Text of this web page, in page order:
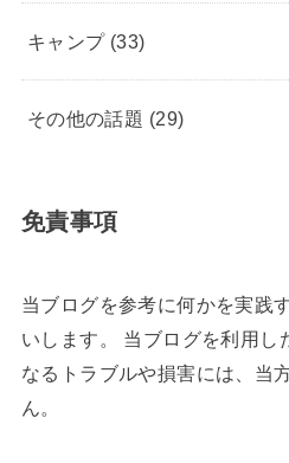
キャンプ (33)
その他の話題 (29)
免責事項
当ブログを参考に何かを実践
いします。 当ブログを利用し
なるトラブルや損害には、当
ん。